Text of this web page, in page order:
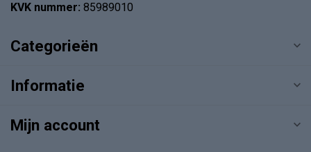
KVK nummer: 85989010
Categorieën
Informatie
Mijn account